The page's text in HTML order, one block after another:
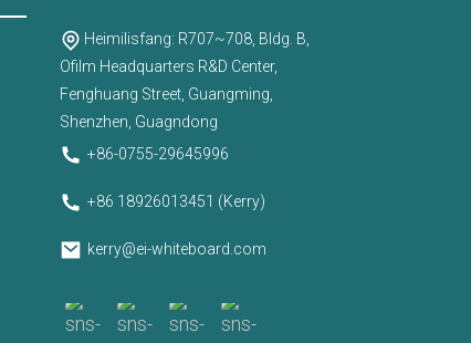
Heimilisfang: R707~708, Bldg. B,
Ofilm Headquarters R&D Center,
Fenghuang Street, Guangming,
Shenzhen, Guagndong
+86-0755-29645996
+86 18926013451 (Kerry)
kerry@ei-whiteboard.com